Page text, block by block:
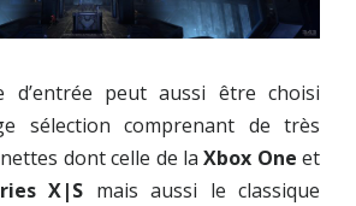
d’entrée peut aussi être choisi
sélection comprenant de très
dont celle de laXbox One et
X|S mais aussi le classique